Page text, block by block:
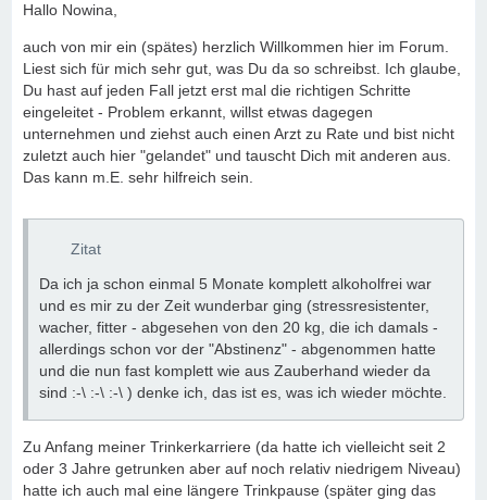
Hallo Nowina,
auch von mir ein (spätes) herzlich Willkommen hier im Forum.
Liest sich für mich sehr gut, was Du da so schreibst. Ich glaube,
Du hast auf jeden Fall jetzt erst mal die richtigen Schritte
eingeleitet - Problem erkannt, willst etwas dagegen
unternehmen und ziehst auch einen Arzt zu Rate und bist nicht
zuletzt auch hier "gelandet" und tauscht Dich mit anderen aus.
Das kann m.E. sehr hilfreich sein.
Zitat
Da ich ja schon einmal 5 Monate komplett alkoholfrei war
und es mir zu der Zeit wunderbar ging (stressresistenter,
wacher, fitter - abgesehen von den 20 kg, die ich damals -
allerdings schon vor der "Abstinenz" - abgenommen hatte
und die nun fast komplett wie aus Zauberhand wieder da
sind :-\ :-\ :-\ ) denke ich, das ist es, was ich wieder möchte.
Zu Anfang meiner Trinkerkarriere (da hatte ich vielleicht seit 2
oder 3 Jahre getrunken aber auf noch relativ niedrigem Niveau)
hatte ich auch mal eine längere Trinkpause (später ging das